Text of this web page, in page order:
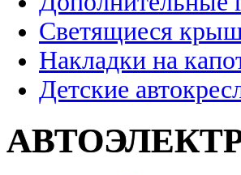
Светящиеся
Накладки на
Детские